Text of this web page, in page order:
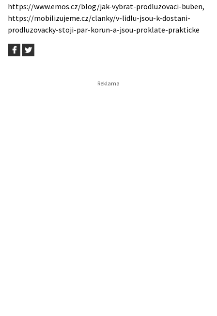
https://www.emos.cz/blog/jak-vybrat-prodluzovaci-buben,
https://mobilizujeme.cz/clanky/v-lidlu-jsou-k-dostani-
prodluzovacky-stoji-par-korun-a-jsou-proklate-prakticke